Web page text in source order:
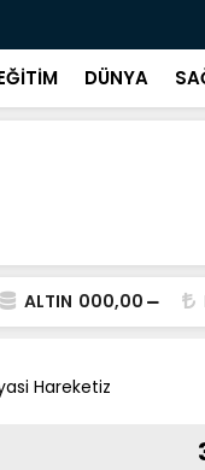
DÜNYA
ALTIN 000,00
Hareketiz